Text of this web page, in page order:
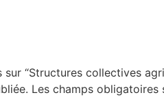
“Structures collectives
Les champs obligatoires